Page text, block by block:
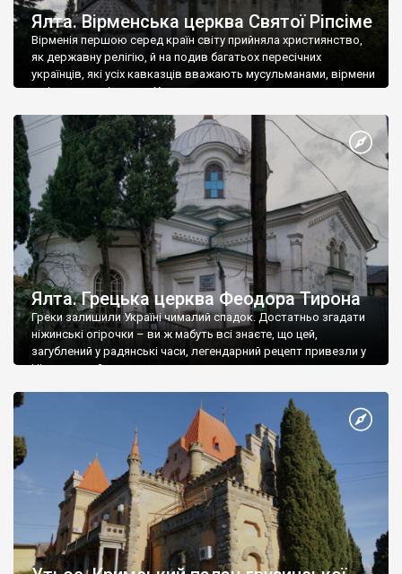
Ялта. Вірменська церква Святої Ріпсіме
Вірменія першою серед країн світу прийняла християнство,
як державну релігію, й на подив багатьох пересічних
українців, які усіх кавказців вважають мусульманами, вірмени
є відданими вірянами Христа
Ялта. Грецька церква Феодора Тирона
Греки залишили Україні чималий спадок. Достатньо згадати
ніжинські огірочки – ви ж мабуть всі знаєте, що цей,
загублений у радянські часи, легендарний рецепт привезли у
Ніжин греки?